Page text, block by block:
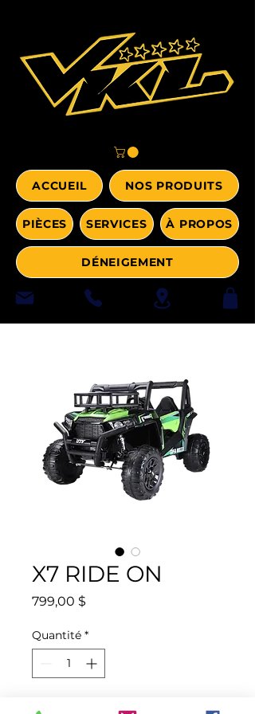
ACCUEIL NOS PRODUITS
PIÈCES SERVICES À PROPOS
DÉNEIGEMENT
X7 RIDE ON
799,00 $
Quantité *